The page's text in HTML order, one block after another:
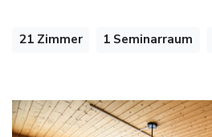
21 Zimmer 1 Seminarraum